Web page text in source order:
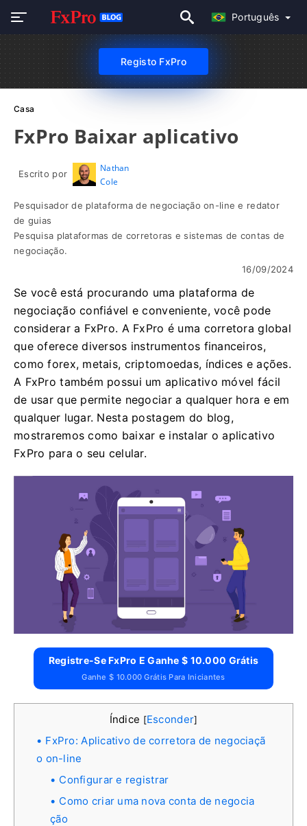
Português
Registo FxPro
Casa
FxPro Baixar aplicativo
Escrito por
Nathan
Cole
Pesquisador de plataforma de negociação on-line e redator
de guias
Pesquisa plataformas de corretoras e sistemas de contas de
negociação.
16/09/2024
Se você está procurando uma plataforma de
negociação confiável e conveniente, você pode
considerar a FxPro. A FxPro é uma corretora global
que oferece diversos instrumentos financeiros,
como forex, metais, criptomoedas, índices e ações.
A FxPro também possui um aplicativo móvel fácil
de usar que permite negociar a qualquer hora e em
qualquer lugar. Nesta postagem do blog,
mostraremos como baixar e instalar o aplicativo
FxPro para o seu celular.
Registre-Se FxPro E Ganhe $ 10.000 Grátis
Ganhe $ 10.000 Grátis Para Iniciantes
Índice [Esconder]
FxPro: Aplicativo de corretora de negociaçã
o on-line
Configurar e registrar
Como criar uma nova conta de negocia
ção